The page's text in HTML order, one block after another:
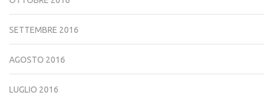
SETTEMBRE 2016
AGOSTO 2016
LUGLIO 2016